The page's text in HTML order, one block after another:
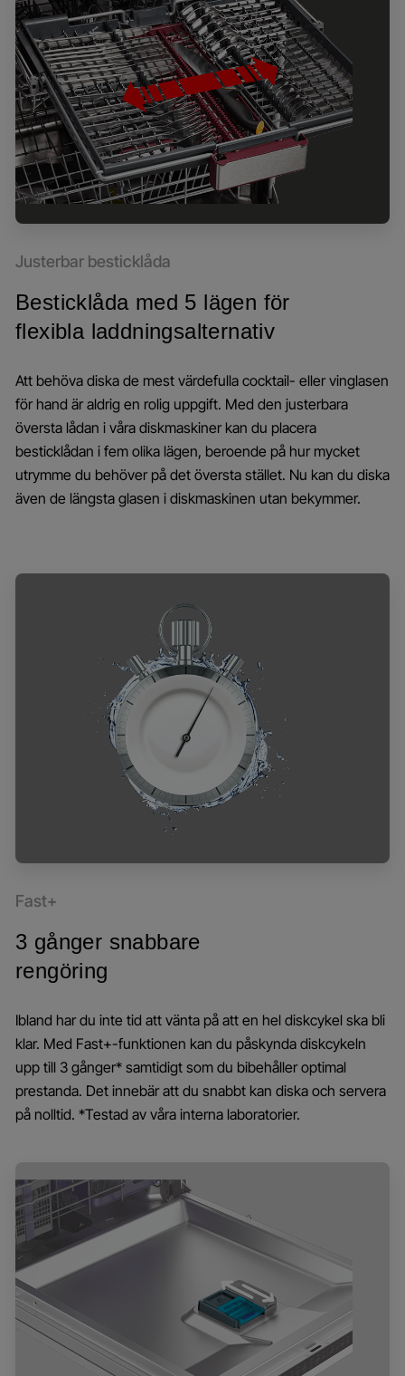
Justerbar besticklåda
Besticklåda med 5 lägen för
flexibla laddningsalternativ
Att behöva diska de mest värdefulla cocktail- eller vinglasen
för hand är aldrig en rolig uppgift. Med den justerbara
översta lådan i våra diskmaskiner kan du placera
besticklådan i fem olika lägen, beroende på hur mycket
utrymme du behöver på det översta stället. Nu kan du diska
även de längsta glasen i diskmaskinen utan bekymmer.
Fast+
3 gånger snabbare
rengöring
Ibland har du inte tid att vänta på att en hel diskcykel ska bli
klar. Med Fast+-funktionen kan du påskynda diskcykeln
upp till 3 gånger* samtidigt som du bibehåller optimal
prestanda. Det innebär att du snabbt kan diska och servera
på nolltid. *Testad av våra interna laboratorier.